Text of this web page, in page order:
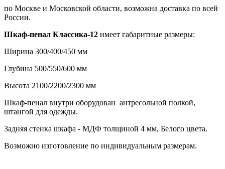
по Москве и Московской области, возможна доставка по всей
России.
Шкаф-пенал Классика-12 имеет габаритные размеры:
Ширина 300/400/450 мм
Глубина 500/550/600 мм
Высота 2100/2200/2300 мм
Шкаф-пенал внутри оборудован антресольной полкой,
штангой для одежды.
Задняя стенка шкафа - МДФ толщиной 4 мм, Белого цвета.
Возможно изготовление по индивидуальным размерам.